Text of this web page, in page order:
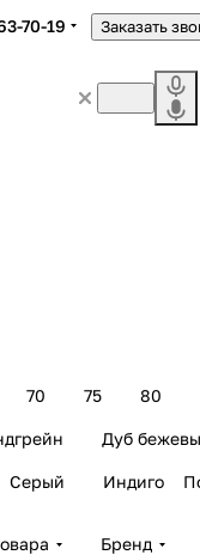
70-19 Заказать
70 75 80
Дуб
Серый Индиго
Бренд